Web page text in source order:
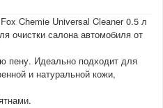
Chemie Universal Cleaner 0.5 л
очистки салона автомобиля от
пену. Идеально подходит для
и натуральной кожи,